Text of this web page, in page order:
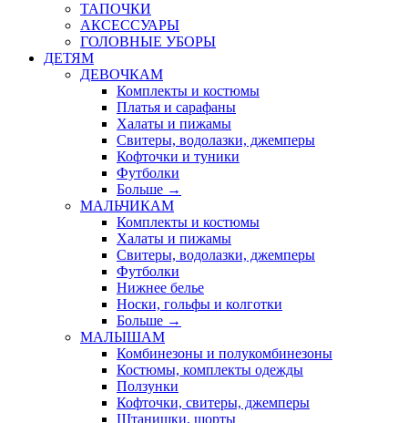
ТАПОЧКИ
АКСЕССУАРЫ
ГОЛОВНЫЕ УБОРЫ
ДЕТЯМ
ДЕВОЧКАМ
Комплекты и костюмы
Платья и сарафаны
Халаты и пижамы
Свитеры, водолазки, джемперы
Кофточки и туники
Футболки
Больше →
МАЛЬЧИКАМ
Комплекты и костюмы
Халаты и пижамы
Свитеры, водолазки, джемперы
Футболки
Нижнее белье
Носки, гольфы и колготки
Больше →
МАЛЫШАМ
Комбинезоны и полукомбинезоны
Костюмы, комплекты одежды
Ползунки
Кофточки, свитеры, джемперы
Штанишки, шорты